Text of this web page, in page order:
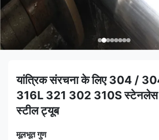
यांत्रिक संरचना के लिए 304 /
316L 321 302 310S स्टेनलेस
स्टील ट्यूब
मूलभूत गुण